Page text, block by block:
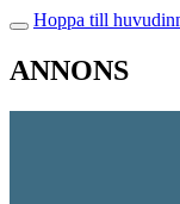
Hoppa till
ANNONS